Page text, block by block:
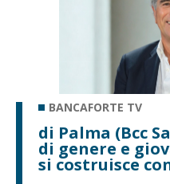
BANCAFORTE TV
di Palma (Bcc
di genere e
si costruisce